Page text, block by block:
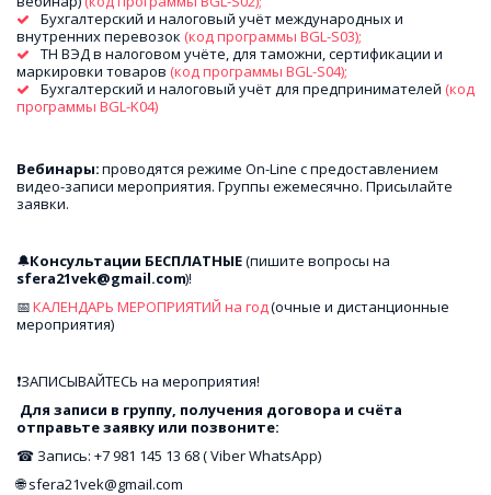
Бухгалтерский и налоговый учёт международных и
внутренних перевозок (код программы BGL-S03);
ТН ВЭД в налоговом учёте, для таможни, сертификации и
маркировки товаров (код программы BGL-S04);
Бухгалтерский и налоговый учёт для предпринимателей (код
программы BGL-K04)
Вебинары: проводятся режиме On-Line c предоставлением
видео-записи мероприятия. Группы ежемесячно. Присылайте
заявки.
🔔Консультации БЕСПЛАТНЫЕ
sfera21vek@gmail.com)!
📅 КАЛЕНДАРЬ МЕРОПРИЯТИЙ на год (очные и дистанционные
мероприятия)
❗ЗАПИСЫВАЙТЕСЬ на мероприятия!
Для записи в группу, получения договора и счёта
отправьте заявку или позвоните:
☎ Запись: +7 981 145 13 68 ( Viber WhatsApp)
🌐 sfera21vek@gmail.com